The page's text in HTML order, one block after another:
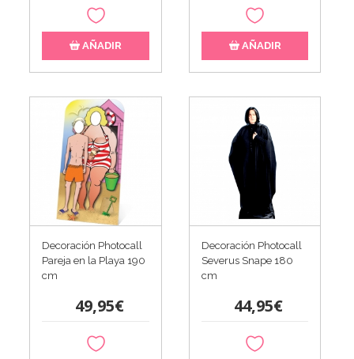
AÑADIR AÑADIR
Decoración Photocall
Pareja en la Playa 190
cm
49,95€
Decoración Photocall
Severus Snape 180
cm
44,95€